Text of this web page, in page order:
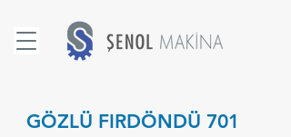
GÖZLÜ FIRDÖNDÜ 701